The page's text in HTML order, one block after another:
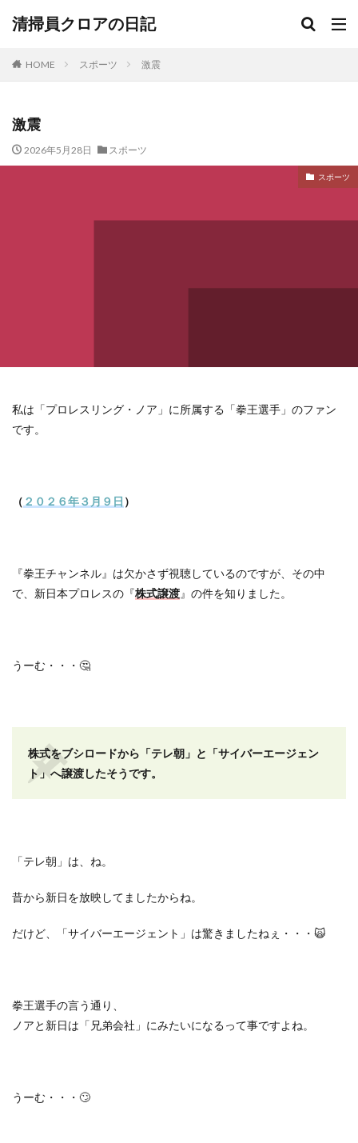
清掃員クロアの日記
HOME スポーツ 激震
激震
2026年5月28日 スポーツ
スポーツ
私は「プロレスリング・ノア」に所属する「拳王選手」のファン
です。
（ ２０２６年３月９日 ）
『拳王チャンネル』は欠かさず視聴しているのですが、その中
で、新日本プロレスの『株式譲渡』の件を知りました。
うーむ・・・🤔
株式をブシロードから「テレ朝」と「サイバーエージェン
ト」へ譲渡したそうです。
「テレ朝」は、ね。
昔から新日を放映してましたからね。
だけど、「サイバーエージェント」は驚きましたねぇ・・・🙀
拳王選手の言う通り、
ノアと新日は「兄弟会社」にみたいになるって事ですよね。
うーむ・・・🙄